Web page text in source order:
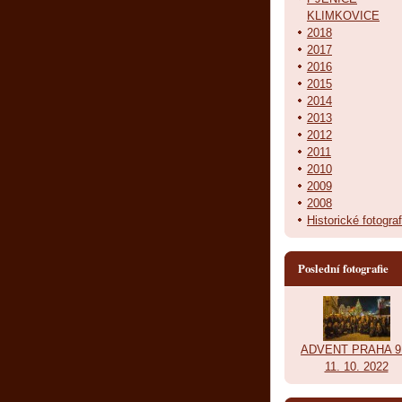
KLIMKOVICE
2018
2017
2016
2015
2014
2013
2012
2011
2010
2009
2008
Historické
Poslední fotografie
ADVENT PRAHA
11. 10. 2022